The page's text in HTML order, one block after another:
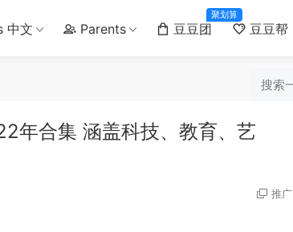
中文 Parents 豆豆团
聚划算
豆豆帮
年合集 涵盖科技、教育、艺
推广